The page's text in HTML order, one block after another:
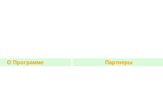
О Программе Партнеры